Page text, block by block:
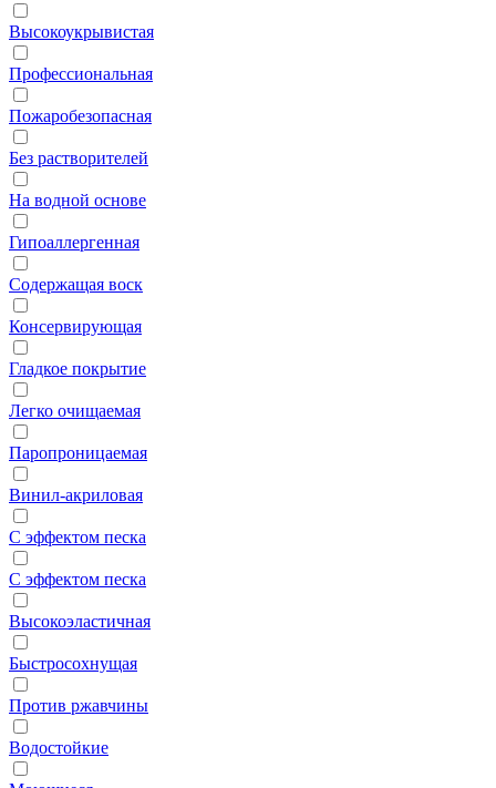
Высокоукрывистая
Профессиональная
Пожаробезопасная
Без растворителей
На водной основе
Гипоаллергенная
Содержащая воск
Консервирующая
Гладкое покрытие
Легко очищаемая
Паропроницаемая
Винил-акриловая
С эффектом песка
С эффектом песка
Высокоэластичная
Быстросохнущая
Против ржавчины
Водостойкие